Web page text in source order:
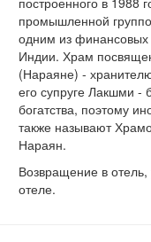
промышленной
одним из финансовых
Индии. Храм
(Нараяне) -
его супруге Лакшми -
богатства, поэтому
также называют
Нараян.
Возвращение в
отеле.